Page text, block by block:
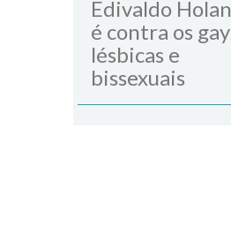
Edivaldo
é contra os
lésbicas e
bissexuais